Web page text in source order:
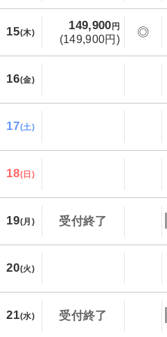
15(木)
149,900円
(149,900円)
◎
16(金)
17(土)
18(日)
19(月) 受付終了
20(火)
21(水) 受付終了